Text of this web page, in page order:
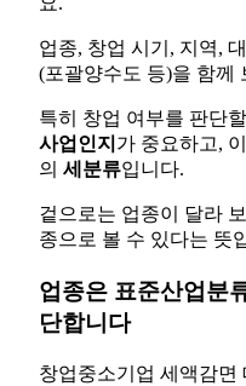
업종, 창업 시기, 지역,
(포괄양수도 등)을 함께
특히 창업 여부를 판단
사업인지 가 중요하고,
의 세분류입니다.
겉으로는 업종이 달라
종으로 볼 수 있다는 뜻
업종은 표준산업분
단합니다
창업중소기업 세액감면